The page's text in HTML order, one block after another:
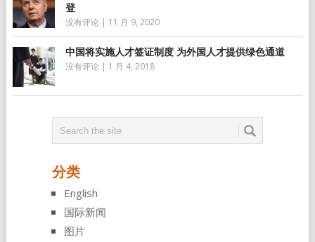
登
没有评论 | 11 月 9, 2020
中国将实施人才签证制度 为外国人才提供绿色通道
没有评论 | 1 月 4, 2018
分类
English
国际新闻
图片